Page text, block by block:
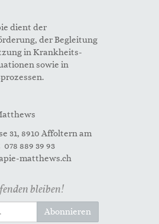
dient der
der Begleitung
in Krankheits-
sowie in
31, 8910 Affoltern am
889 39 93
matthews.ch
bleiben!
Abonnieren